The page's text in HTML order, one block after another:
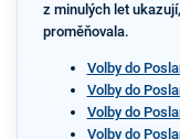
z minulých let
proměňovala.
Volby do
Volby do
Volby do
Volby do